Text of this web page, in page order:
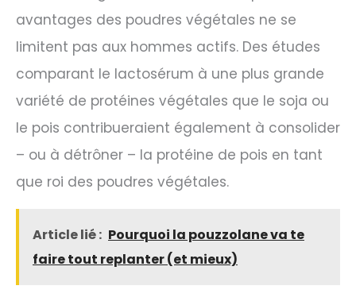
avantages des poudres végétales ne se
limitent pas aux hommes actifs. Des études
comparant le lactosérum à une plus grande
variété de protéines végétales que le soja ou
le pois contribueraient également à consolider
– ou à détrôner – la protéine de pois en tant
que roi des poudres végétales.
Article lié : Pourquoi la pouzzolane va te
faire tout replanter (et mieux)